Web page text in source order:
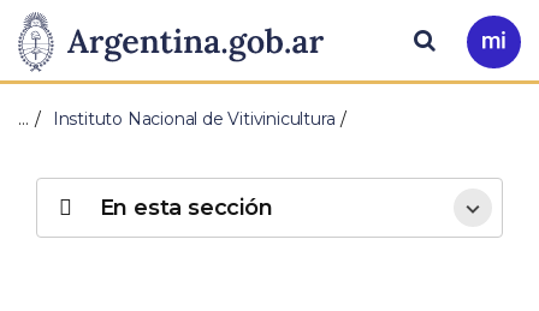
Presidencia
de
Nación
Pasar al contenido principal
Ir
a
Buscar
… Instituto Nacional de Vitivinicultura
En esta sección